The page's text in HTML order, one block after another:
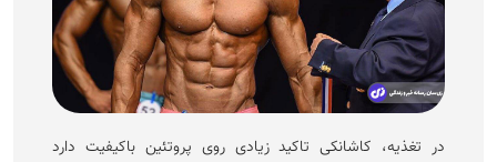
در تغذیه، کاشانکی تاکید زیادی روی پروتئین باکیفیت دارد